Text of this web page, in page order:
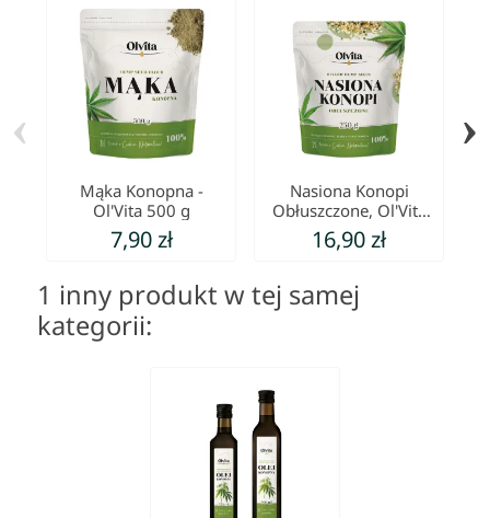
Mąka Konopna -
Ol'Vita 500 g
7,90 zł
Nasiona Konopi
Obłuszczone, Ol'Vita
250 g
16,90 zł
‹ ›
1 inny produkt w tej samej
kategorii: